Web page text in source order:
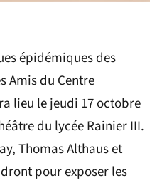
épidémiques des
Amis du Centre
lieu le jeudi 17 octobre
du lycée Rainier III.
Thomas Althaus et
pour exposer les